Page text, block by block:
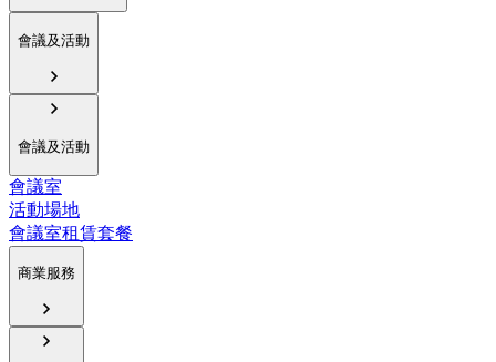
會議及活動
會議及活動
會議室
活動場地
會議室租賃套餐
商業服務